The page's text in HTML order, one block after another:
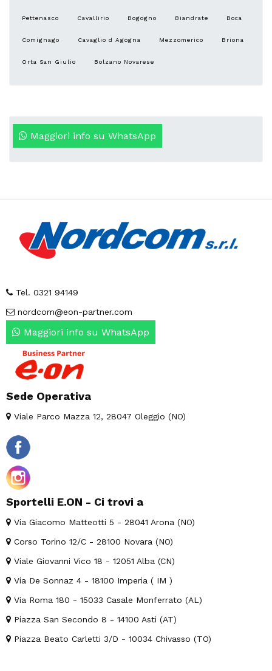
Pettenasco Cavallirio Bogogno Biandrate Boca
Comignago Cavaglio d Agogna Mezzomerico Briona
Orta San Giulio Bolzano Novarese
Maggiori info su WhatsApp
Tel. 0321 94149
nordcom@eon-partner.com
Maggiori info su WhatsApp
Sede Operativa
Viale Parco Mazza 12, 28047 Oleggio (NO)
Sportelli E.ON - Ci trovi a
Via Giacomo Matteotti 5 - 28041 Arona (NO)
Corso Torino 12/C - 28100 Novara (NO)
Viale Giovanni Vico 18 - 12051 Alba (CN)
Via De Sonnaz 4 - 18100 Imperia ( IM )
Via Roma 180 - 15033 Casale Monferrato (AL)
Piazza San Secondo 8 - 14100 Asti (AT)
Piazza Beato Carletti 3/D - 10034 Chivasso (TO)